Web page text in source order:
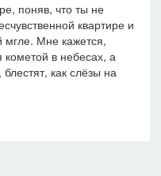
поняв, что ты не
квартире и
мгле. Мне кажется,
в небесах, а
как слёзы на